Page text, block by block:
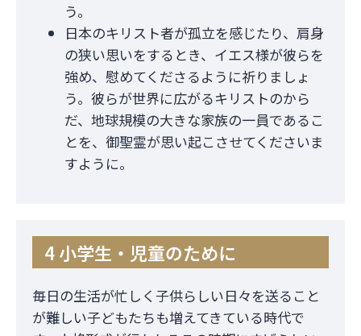
う。
日本のキリスト者が孤立を感じたり、肩身
の狭い思いをするとき、イエス様が彼らを
強め、慰めてくださるように祈りましょ
う。彼らが世界に広がるキリストのから
だ、地球規模の大きな家族の一員であるこ
とを、御聖霊が思い起こさせてくださいま
すように。
4 小学生・児童のために
毎日の生活が忙しく子供らしい日々を送ること
が難しい子どもたちも増えてきている時代で